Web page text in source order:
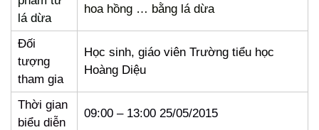
lá dừa
hoa hồng … bằng lá dừa
Đối
tượng
tham gia
Học sinh, giáo viên Trường tiểu học
Hoàng Diệu
Thời gian
biểu diễn
09:00 – 13:00 25/05/2015